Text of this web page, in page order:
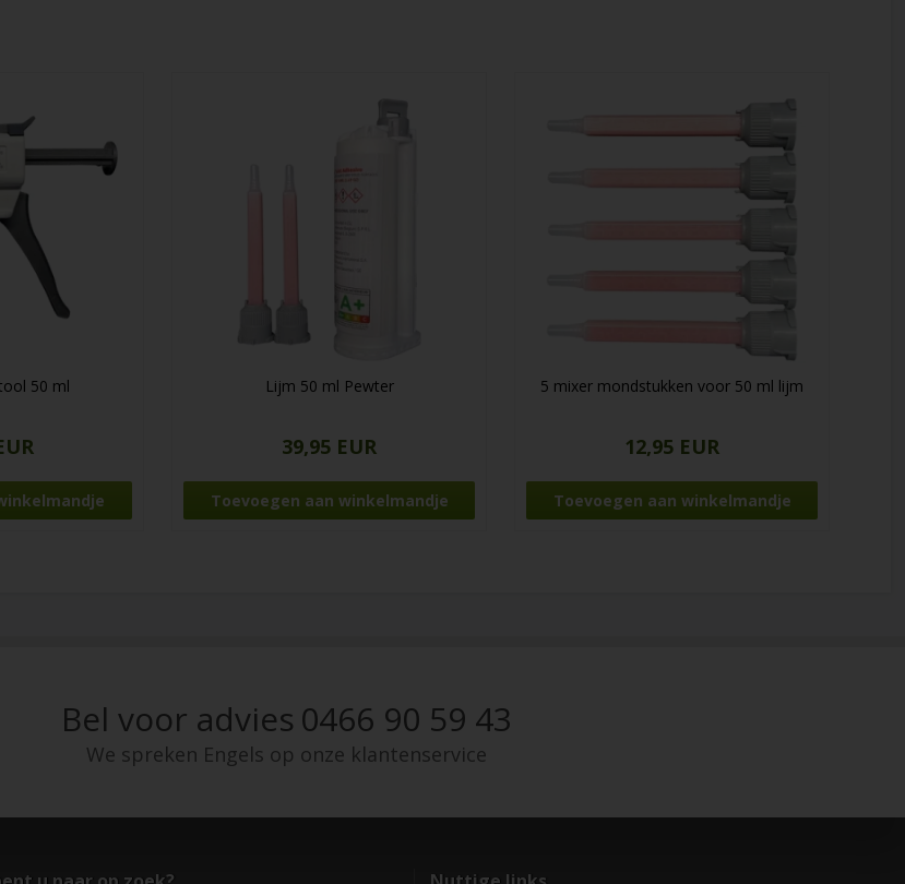
50 ml Lijm 50 ml Pewter
39,95 EUR
5 mixer mondstukken voor 50 ml lijm
12,95 EUR
Bel voor advies 0466 90 59 43
We spreken Engels op onze klantenservice